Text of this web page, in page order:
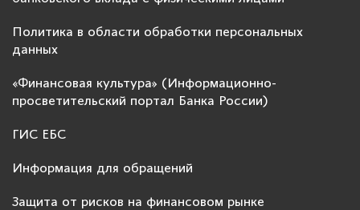
Политика в области обработки персональных
данных
«Финансовая культура» (Информационно-
просветительский портал Банка России)
ГИС ЕБС
Информация для обращений
Защита от рисков на финансовом рынке